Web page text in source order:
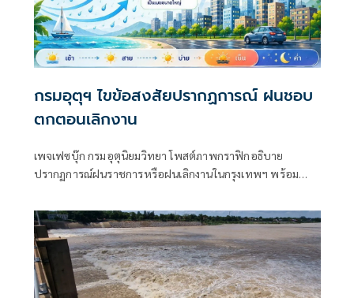
กรมอุตุฯ ไขข้อสงสัยปรากฏการณ์ ฝนชอบ
ตกตอนเลิกงาน
เพจเฟซบุ๊ก กรมอุตุนิยมวิทยา โพสต์ภาพกราฟิกอธิบาย
ปรากฏการณ์ฝนราชการหรือฝนเลิกงานในกรุงเทพฯ พร้อม
เลิกงาน?